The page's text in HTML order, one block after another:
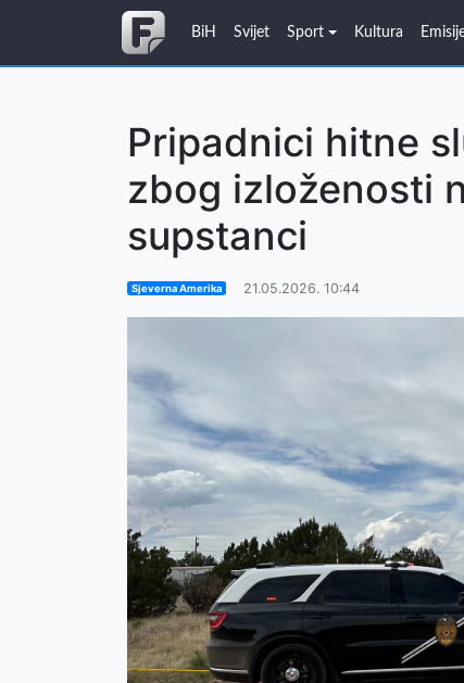
BiH Svijet Sport Kultura
Pripadnici hitne
zbog izloženosti
supstanci
Sjeverna Amerika 21.05.2026. 10:44